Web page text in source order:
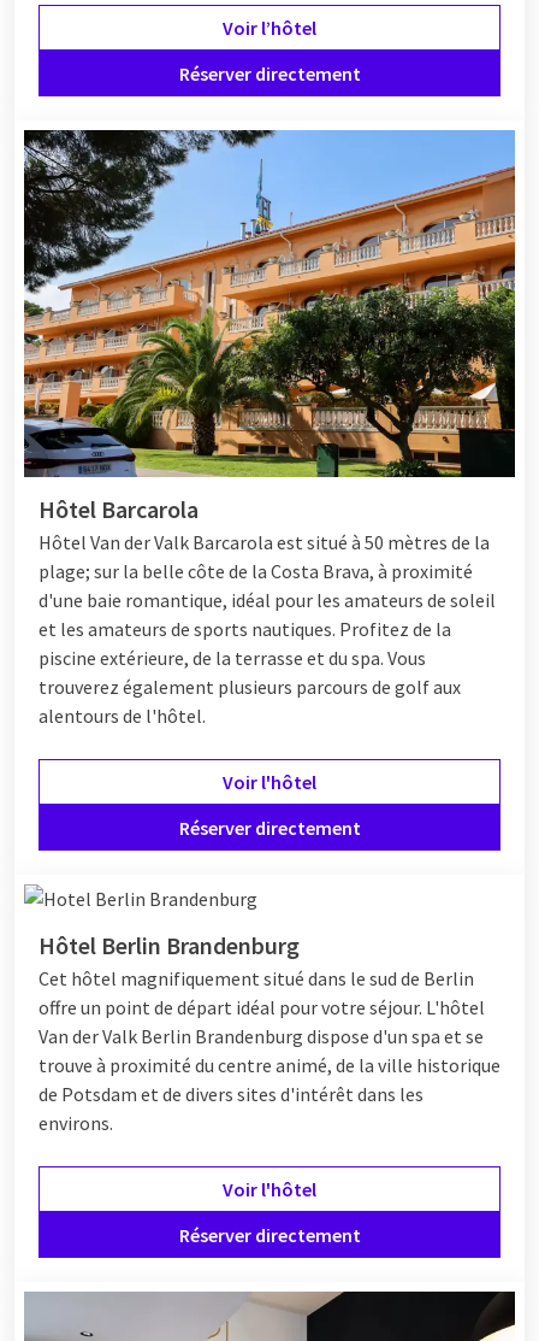
Voir l’hôtel
Réserver directement
Hôtel Barcarola
Hôtel Van der Valk Barcarola est situé à 50 mètres de la
plage; sur la belle côte de la Costa Brava, à proximité
d'une baie romantique, idéal pour les amateurs de soleil
et les amateurs de sports nautiques. Profitez de la
piscine extérieure, de la terrasse et du spa. Vous
trouverez également plusieurs parcours de golf aux
alentours de l'hôtel.
Voir l'hôtel
Réserver directement
Hôtel Berlin Brandenburg
Cet hôtel magnifiquement situé dans le sud de Berlin
offre un point de départ idéal pour votre séjour. L'hôtel
Van der Valk Berlin Brandenburg dispose d'un spa et se
trouve à proximité du centre animé, de la ville historique
de Potsdam et de divers sites d'intérêt dans les
environs.
Voir l'hôtel
Réserver directement